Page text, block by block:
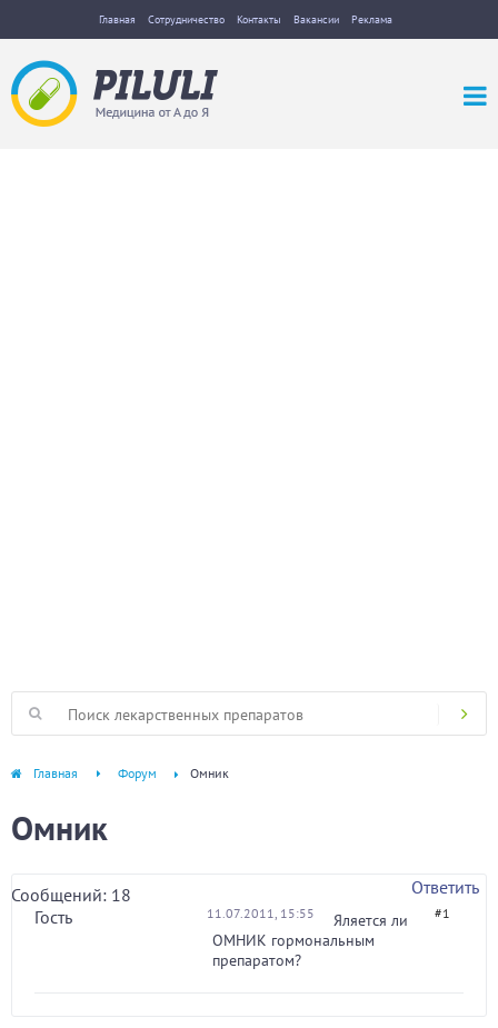
Главная Сотрудничество Контакты Вакансии Реклама
Главная Форум Омник
Омник
Сообщений: 18
Ответить
Гость
11.07.2011, 15:55 #1
Яляется ли
ОМНИК гормональным
препаратом?